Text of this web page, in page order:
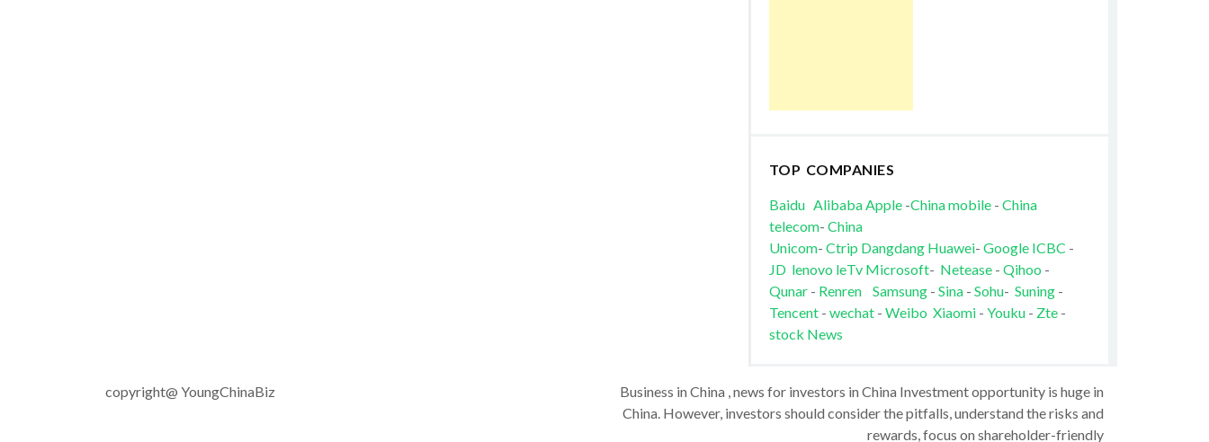
TOP COMPANIES
Baidu AlibabaApple-China mobile- China
telecom- China
Unicom- Ctrip Dangdang Huawei- Google ICBC -
JD lenovo leTv Microsoft- Netease- Qihoo -
Qunar- Renren Samsung- Sina- Sohu- Suning-
Tencent- wechat - Weibo Xiaomi- Youku - Zte-
stock News
copyright@ YoungChinaBiz
Business in China , news for investors in China Investment opportunity is huge in
China. However, investors should consider the pitfalls, understand the risks and
rewards, focus on shareholder-friendly